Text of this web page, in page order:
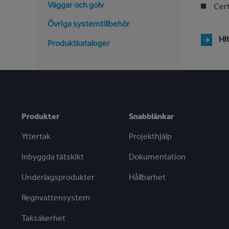
Väggar och golv
Övriga systemtillbehör
Produktkataloger
Produkter
Yttertak
Inbyggda tätskikt
Underlagsprodukter
Regnvattensystem
Taksäkerhet
Snabblänkar
Projekthjälp
Dokumentation
Hållbarhet